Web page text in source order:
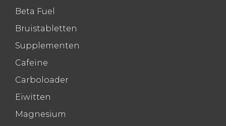
Beta Fuel
Bruistabletten
Supplementen
Cafeïne
Carboloader
Eiwitten
Magnesium